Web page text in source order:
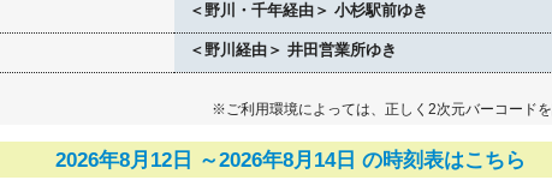
＜野川・千年経由＞ 小杉駅前ゆき
＜野川経由＞ 井田営業所ゆき
※ご利用環境によっては、正しく2次元バーコードを
2026年8月12日 ～2026年8月14日 の時刻表はこちら